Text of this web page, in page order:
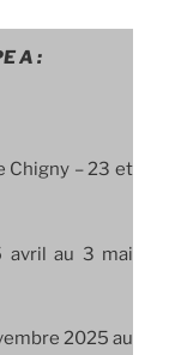
A :
Chigny – 23 et
avril au 3 mai
2025 au